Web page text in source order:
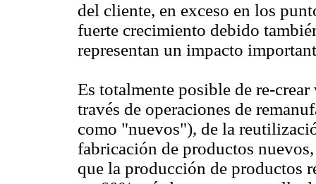
del cliente, en exceso en los
fuerte crecimiento debido
representan un impacto
Es totalmente posible de re-
través de operaciones de
como "nuevos"), de la
fabricación de productos
que la producción de productos